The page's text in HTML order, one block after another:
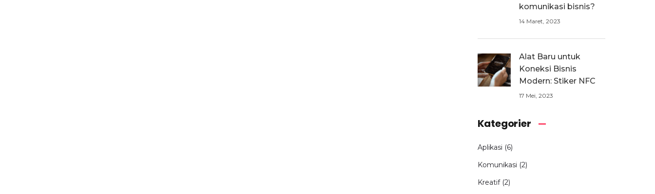
komunikasi bisnis?
14 Maret, 2023
Alat Baru untuk
Koneksi Bisnis
Modern: Stiker NFC
17 Mei, 2023
Kategorier
Aplikasi (6)
Komunikasi (2)
Kreatif(2)